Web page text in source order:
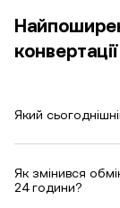
Який
Як змінився
24 години?